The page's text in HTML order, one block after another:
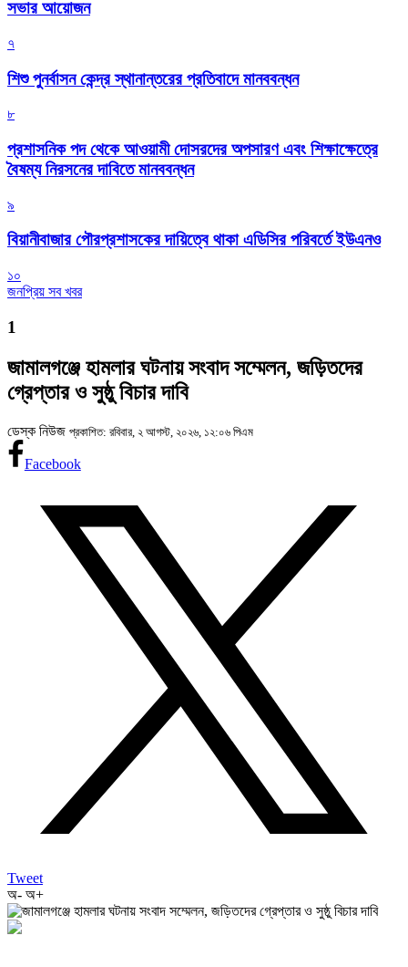
সভার আয়োজন
৭
শিশু পুনর্বাসন কেন্দ্র স্থানান্তরের প্রতিবাদে মানববন্ধন
৮
প্রশাসনিক পদ থেকে আওয়ামী দোসরদের অপসারণ এবং শিক্ষাক্ষেত্রে
বৈষম্য নিরসনের দাবিতে মানববন্ধন
৯
বিয়ানীবাজার পৌরপ্রশাসকের দায়িত্বে থাকা এডিসির পরিবর্তে ইউএনও
১০
জনপ্রিয় সব খবর
1
জামালগঞ্জে হামলার ঘটনায় সংবাদ সম্মেলন, জড়িতদের
গ্রেপ্তার ও সুষ্ঠু বিচার দাবি
ডেস্ক নিউজ প্রকাশিত: রবিবার, ২ আগস্ট, ২০২৬, ১২:০৬ পিএম
Facebook
Tweet
অ- অ+